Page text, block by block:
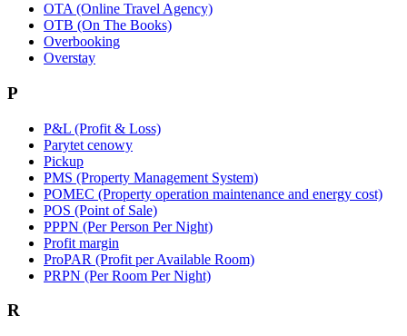
OTA (Online Travel Agency)
OTB (On The Books)
Overbooking
Overstay
P
P&L (Profit & Loss)
Parytet cenowy
Pickup
PMS (Property Management System)
POMEC (Property operation maintenance and energy cost)
POS (Point of Sale)
PPPN (Per Person Per Night)
Profit margin
ProPAR (Profit per Available Room)
PRPN (Per Room Per Night)
R